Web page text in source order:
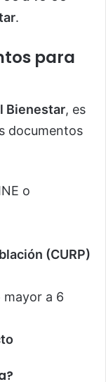
.
para
Bienestar, es
documentos
o
(CURP)
mayor a 6